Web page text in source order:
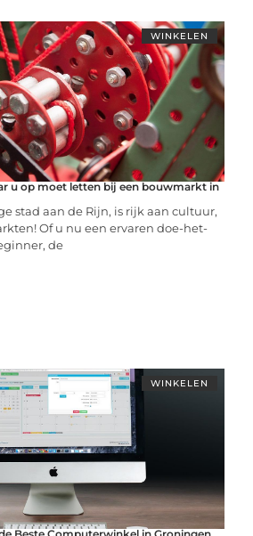
WINKELEN
u op moet letten bij een bouwmarkt in
stad aan de Rijn, is rijk aan cultuur,
Of u nu een ervaren doe-het-
de
WINKELEN